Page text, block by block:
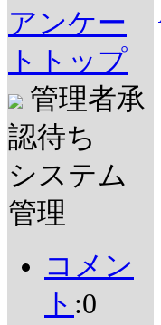
アンケー
トトップ
管理者承
認待ち
システム
管理
コメン
ト :0